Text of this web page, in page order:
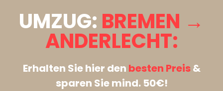
UMZUG: BREMEN →
ANDERLECHT:
Erhalten Sie hier den besten Preis&
sparen Sie mind. 50€!